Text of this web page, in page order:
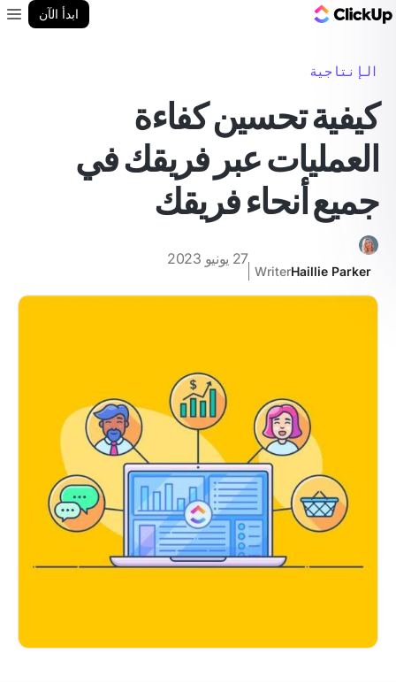
ابدأ الآن
الإنتاجية
كيفية تحسين كفاءة
العمليات عبر فريقك في
جميع أنحاء فريقك
Haillie Parker
Writer
27 يونيو 2023